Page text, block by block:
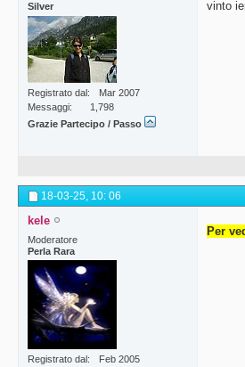
Silver
Registrato dal
Mar 2007
Messaggi
1,798
Grazie Partecipo / Passo
vinto
18-03-25, 10: 06
kele
Moderatore
Perla Rara
Registrato dal
Feb 2005
Per